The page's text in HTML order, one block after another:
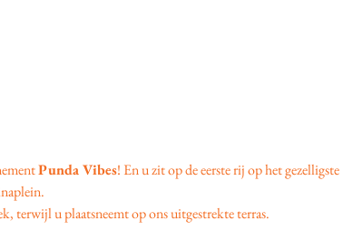
Punda Vibes! En u zit op de eerste rij op het gezelligste
terwijl u plaatsneemt op ons uitgestrekte terras.